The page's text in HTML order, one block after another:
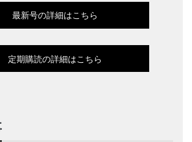
最新号の詳細はこちら
定期購読の詳細はこちら